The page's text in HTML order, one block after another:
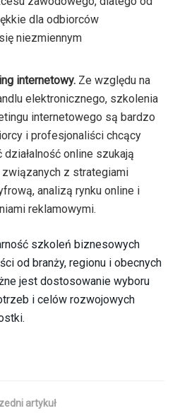
dla odbiorców
niezmiennym
internetowy. Ze względu na
elektronicznego, szkolenia
internetowego są bardzo
i profesjonaliści chcący
online szukają
z strategiami
analizą rynku online i
reklamowymi.
szkoleń biznesowych
od branży, regionu i obecnych
jest dostosowanie wyboru
i celów rozwojowych
artykuł